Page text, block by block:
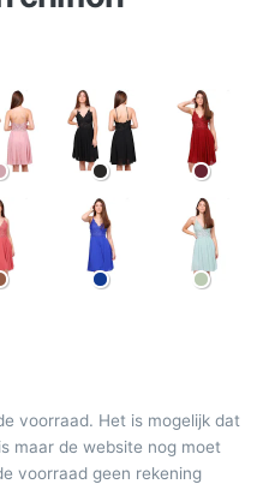
voorraad. Het is mogelijk dat
maar de website nog moet
voorraad geen rekening